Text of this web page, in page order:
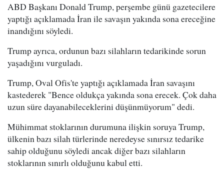
ABD Başkanı Donald Trump, perşembe günü gazetecilere
yaptığı açıklamada İran ile savaşın yakında sona ereceğine
inandığını söyledi.
Trump ayrıca, ordunun bazı silahların tedarikinde sorun
yaşadığını vurguladı.
Trump, Oval Ofis'te yaptığı açıklamada İran savaşını
kastederek "Bence oldukça yakında sona erecek. Çok daha
uzun süre dayanabileceklerini düşünmüyorum" dedi.
Mühimmat stoklarının durumuna ilişkin soruya Trump,
ülkenin bazı silah türlerinde neredeyse sınırsız tedarike
sahip olduğunu söyledi ancak diğer bazı silahların
stoklarının sınırlı olduğunu kabul etti.